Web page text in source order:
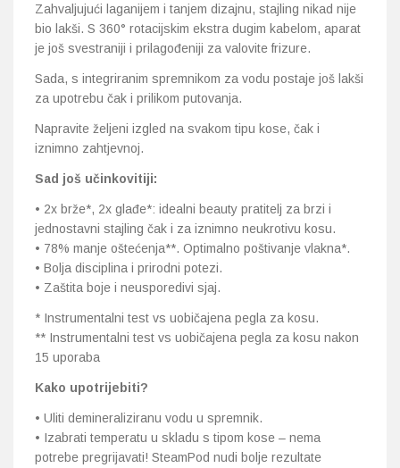
Zahvaljujući laganijem i tanjem dizajnu, stajling nikad nije
bio lakši. S 360° rotacijskim ekstra dugim kabelom, aparat
je još svestraniji i prilagođeniji za valovite frizure.
Sada, s integriranim spremnikom za vodu postaje još lakši
za upotrebu čak i prilikom putovanja.
Napravite željeni izgled na svakom tipu kose, čak i
iznimno zahtjevnoj.
Sad još učinkovitiji:
• 2x brže*, 2x glađe*: idealni beauty pratitelj za brzi i
jednostavni stajling čak i za iznimno neukrotivu kosu.
• 78% manje oštećenja**. Optimalno poštivanje vlakna*.
• Bolja disciplina i prirodni potezi.
• Zaštita boje i neusporedivi sjaj.
* Instrumentalni test vs uobičajena pegla za kosu.
** Instrumentalni test vs uobičajena pegla za kosu nakon
15 uporaba
Kako upotrijebiti?
• Uliti demineraliziranu vodu u spremnik.
• Izabrati temperatu u skladu s tipom kose – nema
potrebe pregrijavati! SteamPod nudi bolje rezultate